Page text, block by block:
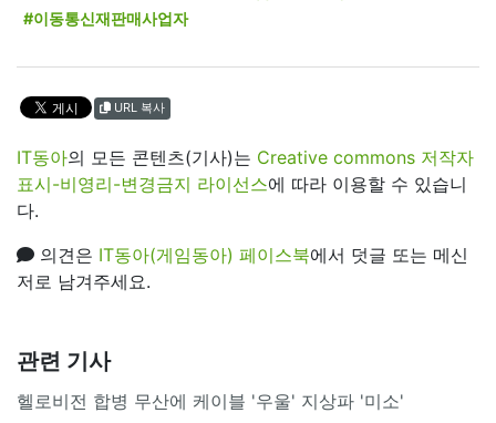
#이동통신재판매사업자
URL 복사
IT동아의 모든 콘텐츠(기사)는 Creative commons 저작자
표시-비영리-변경금지 라이선스에 따라 이용할 수 있습니
다.
의견은 IT동아(게임동아) 페이스북에서 덧글 또는 메신
저로 남겨주세요.
관련 기사
헬로비전 합병 무산에 케이블 '우울' 지상파 '미소'